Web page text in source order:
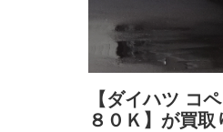
【ダイハツ コ
８０Ｋ】が買取